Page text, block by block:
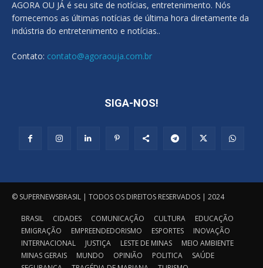
AGORA OU JÁ é seu site de notícias, entretenimento. Nós
fornecemos as últimas notícias de última hora diretamente da
indústria do entretenimento e notícias..
Contato: contato@agoraouja.com.br
SIGA-NOS!
© SUPERNEWSBRASIL | TODOS OS DIREITOS RESERVADOS | 2024
BRASIL CIDADES COMUNICAÇÃO CULTURA
EDUCAÇÃO
EMIGRAÇÃO
EMPREENDEDORISMO ESPORTES
INOVAÇÃO
INTERNACIONAL
JUSTIÇA LESTE DE MINAS
MEIO AMBIENTE
MINAS GERAIS
MUNDO OPINIÃO POLITICA
SAÚDE